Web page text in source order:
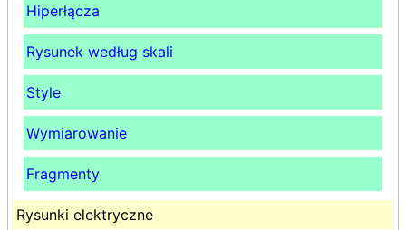
Hiperłącza
Rysunek według skali
Style
Wymiarowanie
Fragmenty
Rysunki elektryczne